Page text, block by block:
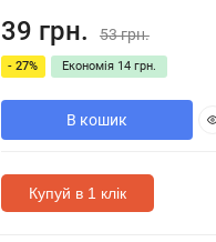
39 грн. 53 грн.
- 27% Економія 14 грн.
В кошик
Купуй в 1 клік